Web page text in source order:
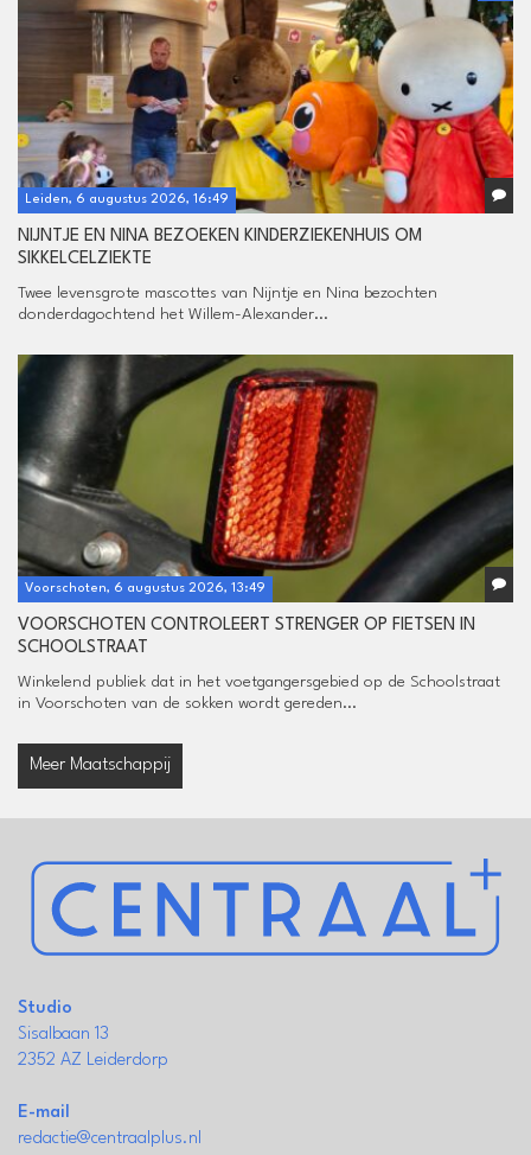
Leiden, 6 augustus 2026, 16:49
NIJNTJE EN NINA BEZOEKEN KINDERZIEKENHUIS OM
SIKKELCELZIEKTE
Twee levensgrote mascottes van Nijntje en Nina bezochten
donderdagochtend het Willem-Alexander...
Voorschoten, 6 augustus 2026, 13:49
VOORSCHOTEN CONTROLEERT STRENGER OP FIETSEN IN
SCHOOLSTRAAT
Winkelend publiek dat in het voetgangersgebied op de Schoolstraat
in Voorschoten van de sokken wordt gereden...
Meer Maatschappij
Studio
Sisalbaan 13
2352 AZ Leiderdorp
E-mail
redactie@centraalplus.nl